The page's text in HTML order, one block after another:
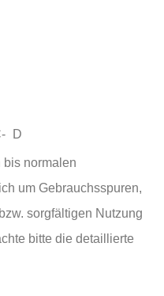
D
bis normalen
um Gebrauchsspuren,
sorgfältigen Nutzung
bitte die detaillierte